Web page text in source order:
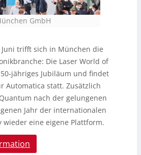
GmbH
Juni trifft sich in München die
Die Laser World of
jähriges Jubiläum und findet
Automatica statt. Zusätzlich
nach der gelungenen
Jahr der internationalen
wieder eine eigene Plattform.